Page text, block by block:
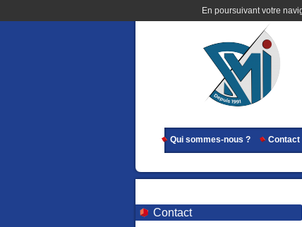
En poursuivant votre
Qui sommes-nous ? Contact
Contact